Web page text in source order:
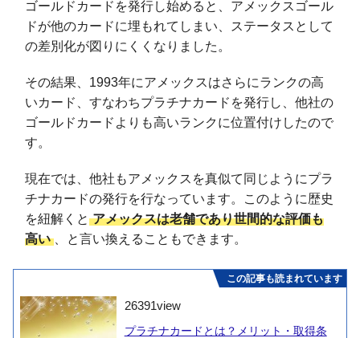
ゴールドカードを発行し始めると、アメックスゴール
ドが他のカードに埋もれてしまい、ステータスとして
の差別化が図りにくくなりました。
その結果、1993年にアメックスはさらにランクの高
いカード、すなわちプラチナカードを発行し、他社の
ゴールドカードよりも高いランクに位置付けしたので
す。
現在では、他社もアメックスを真似て同じようにプラ
チナカードの発行を行なっています。このように歴史
を紐解くと アメックスは老舗であり世間的な評価も
高い
、と言い換えることもできます。
この記事も読まれています
26391view
プラチナカードとは？メリット・取得条